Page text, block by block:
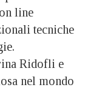
line
tecniche
Ridofli e
nel mondo